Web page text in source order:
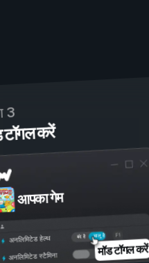
3
टॉगल करें
आपका गेम
चालू है
बंद है
अनलिमिटेड हेल्थ
अनलिमिटेड स्टैमिना मॉड टॉगल करें